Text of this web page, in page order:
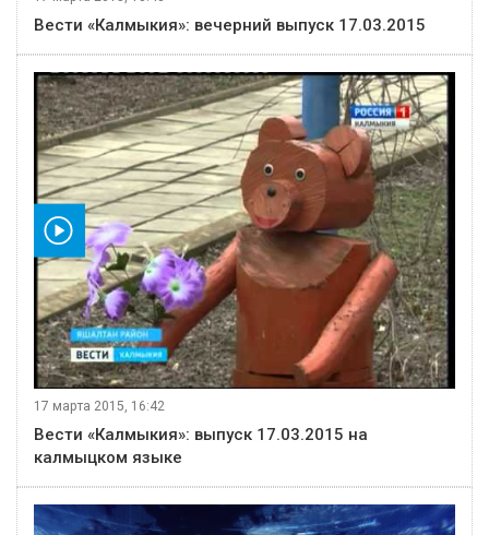
Вести «Калмыкия»: вечерний выпуск 17.03.2015
17 марта 2015, 16:42
Вести «Калмыкия»: выпуск 17.03.2015 на
калмыцком языке